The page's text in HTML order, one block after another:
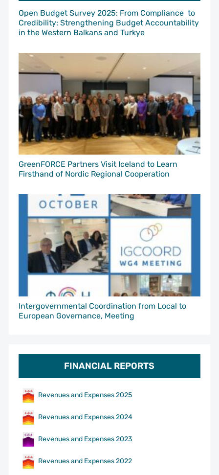
Open Budget Survey 2025: From Compliance to
Credibility: Strengthening Budget Accountability
in the Western Balkans and Turkye
GreenFORCE Partners Visit Iceland to Learn
Firsthand of Nordic Regional Cooperation
Intergovernmental Coordination from Local to
European Governance, Meeting
FINANCIAL REPORTS
Revenues and Expenses 2025
Revenues and Expenses 2024
Revenues and Expenses 2023
Revenues and Expenses 2022